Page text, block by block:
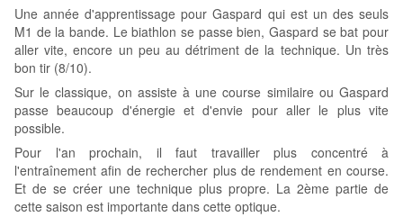
Une année d'apprentissage pour Gaspard qui est un des seuls
M1 de la bande. Le biathlon se passe bien, Gaspard se bat pour
aller vite, encore un peu au détriment de la technique. Un très
bon tir (8/10).
Sur le classique, on assiste à une course similaire ou Gaspard
passe beaucoup d'énergie et d'envie pour aller le plus vite
possible.
Pour l'an prochain, il faut travailler plus concentré à
l'entraînement afin de rechercher plus de rendement en course.
Et de se créer une technique plus propre. La 2ème partie de
cette saison est importante dans cette optique.